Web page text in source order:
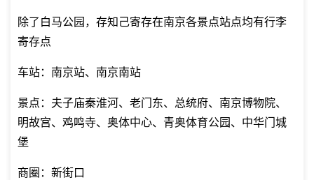
除了白马公园，存知己寄存在南京各景点站点均有行李
寄存点
车站：南京站、南京南站
景点：夫子庙秦淮河、老门东、总统府、南京博物院、
明故宫、鸡鸣寺、奥体中心、青奥体育公园、中华门城
堡
商圈：新街口